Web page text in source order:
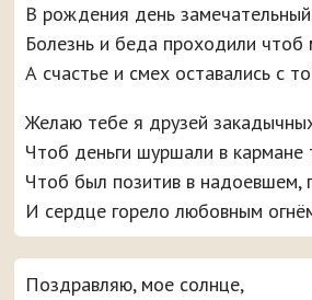
В рождения день
Болезнь и беда проходили чтоб
А счастье и смех оставались с
Желаю тебе я друзей
Чтоб деньги шуршали в кармане
Чтоб был позитив в надоевшем,
И сердце горело любовным
Поздравляю, мое солнце,